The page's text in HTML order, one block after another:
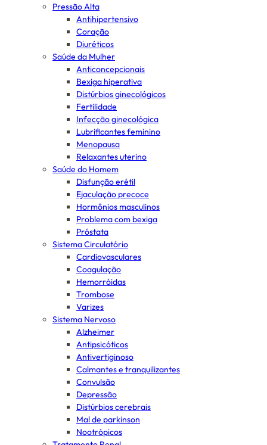
Pressão Alta
Antihipertensivo
Coração
Diuréticos
Saúde da Mulher
Anticoncepcionais
Bexiga hiperativa
Distúrbios ginecológicos
Fertilidade
Infecção ginecológica
Lubrificantes feminino
Menopausa
Relaxantes uterino
Saúde do Homem
Disfunção erétil
Ejaculação precoce
Hormônios masculinos
Problema com bexiga
Próstata
Sistema Circulatório
Cardiovasculares
Coagulação
Hemorróidas
Trombose
Varizes
Sistema Nervoso
Alzheimer
Antipsicóticos
Antivertiginoso
Calmantes e tranquilizantes
Convulsão
Depressão
Distúrbios cerebrais
Mal de parkinson
Nootrópicos